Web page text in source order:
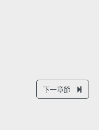
下一章節